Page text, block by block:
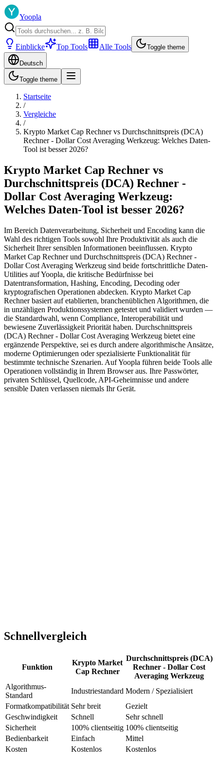
Yoopla
Einblicke Top Tools Alle Tools Toggle theme
Deutsch
Toggle theme
Startseite
/
Vergleiche
/
Krypto Market Cap Rechner vs Durchschnittspreis (DCA)
Rechner - Dollar Cost Averaging Werkzeug: Welches Daten-
Tool ist besser 2026?
Krypto Market Cap Rechner vs
Durchschnittspreis (DCA) Rechner -
Dollar Cost Averaging Werkzeug:
Welches Daten-Tool ist besser 2026?
Im Bereich Datenverarbeitung, Sicherheit und Encoding kann die
Wahl des richtigen Tools sowohl Ihre Produktivität als auch die
Sicherheit Ihrer sensiblen Informationen beeinflussen. Krypto
Market Cap Rechner und Durchschnittspreis (DCA) Rechner -
Dollar Cost Averaging Werkzeug sind beide fortschrittliche Daten-
Utilities auf Yoopla, die kritische Bedürfnisse bei
Datentransformation, Hashing, Encoding, Decoding oder
kryptografischen Operationen abdecken. Krypto Market Cap
Rechner basiert auf etablierten, branchenüblichen Algorithmen, die
in unzähligen Produktionssystemen getestet und validiert wurden —
die Standardwahl, wenn Compliance, Interoperabilität und
bewiesene Zuverlässigkeit Priorität haben. Durchschnittspreis
(DCA) Rechner - Dollar Cost Averaging Werkzeug bietet eine
ergänzende Perspektive, sei es durch andere algorithmische Ansätze,
moderne Optimierungen oder spezialisierte Funktionalität für
bestimmte technische Szenarien. Auf Yoopla führen beide Tools alle
Operationen vollständig in Ihrem Browser aus. Ihre Passwörter,
privaten Schlüssel, Quellcode, API-Geheimnisse und andere
sensible Daten verlassen niemals Ihr Gerät.
Schnellvergleich
Funktion
Krypto Market
Cap Rechner
Durchschnittspreis (DCA)
Rechner - Dollar Cost
Averaging Werkzeug
Algorithmus-
Standard
Industriestandard Modern / Spezialisiert
Formatkompatibilität Sehr breit
Gezielt
Geschwindigkeit
Schnell
Sehr schnell
Sicherheit
100% clientseitig 100% clientseitig
Bedienbarkeit
Einfach
Mittel
Kosten
Kostenlos Kostenlos